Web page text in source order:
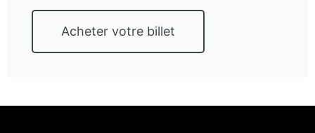
Acheter votre billet